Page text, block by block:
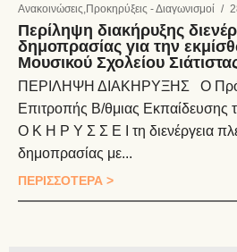
Ανακοινώσεις,Προκηρύξεις - Διαγωνισμοί /
Περίληψη διακήρυξης
δημοπρασίας για την
Μουσικού Σχολείου
ΠΕΡΙΛΗΨΗ ΔΙΑΚΗΡΥΞΗΣ Ο
Επιτροπής Β/θμιας
Ο Κ Η Ρ Υ Σ Σ Ε Ι τη διενέργεια
δημοπρασίας με...
ΠΕΡΙΣΣΟΤΕΡΑ >